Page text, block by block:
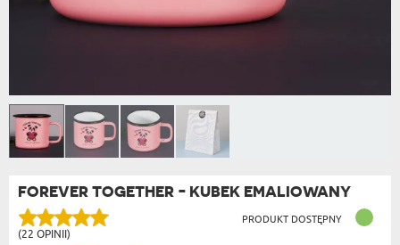
FOREVER TOGETHER - KUBEK EMALIOWANY
(22 OPINII)
PRODUKT DOSTĘPNY